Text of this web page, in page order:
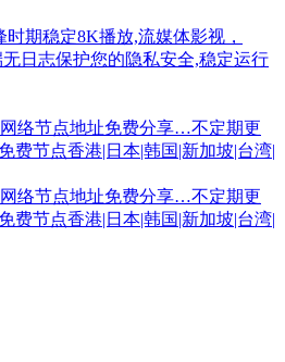
网络节点地址免费分享…不定期更
节点香港|日本|韩国|新加坡|台湾|
网络节点地址免费分享…不定期更
节点香港|日本|韩国|新加坡|台湾|